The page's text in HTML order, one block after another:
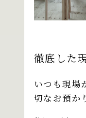
徹底した
いつも現場
切なお預か